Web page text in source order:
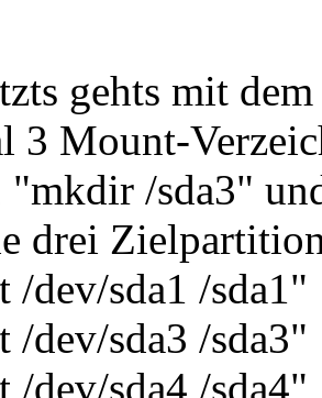
gehts mit
3 Mount-
"mkdir /sda3"
drei
/dev/sda1 /sda1"
/dev/sda3 /sda3"
/dev/sda4 /sda4"